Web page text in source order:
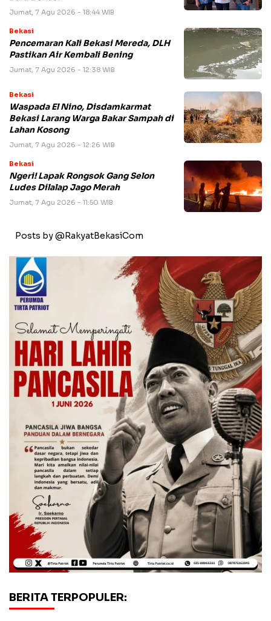
Jumat, 7 Agu 2026 - 18:44 WIB
Bekasi
Pencemaran Kali Bekasi Mereda, DLH
Pastikan Air Kembali Bening
Jumat, 7 Agu 2026 - 12:38 WIB
Bekasi
Waspada El Nino, Disdamkarmat
Bekasi Larang Warga Bakar Sampah di
Lahan Kosong
Jumat, 7 Agu 2026 - 12:26 WIB
Bekasi
Ngeri! Lapak Rongsok Gang Selon
Ludes Dilalap Jago Merah
Jumat, 7 Agu 2026 - 11:50 WIB
Posts by @RakyatBekasiCom
BERITA TERPOPULER: